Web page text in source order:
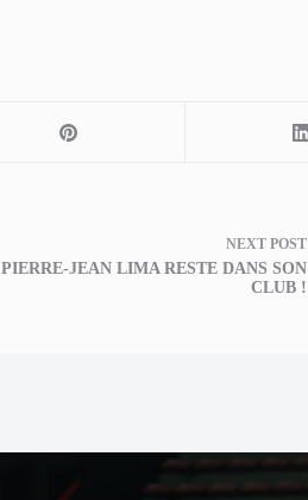
NEXT POST
PIERRE-JEAN LIMA RESTE DANS SON
CLUB !